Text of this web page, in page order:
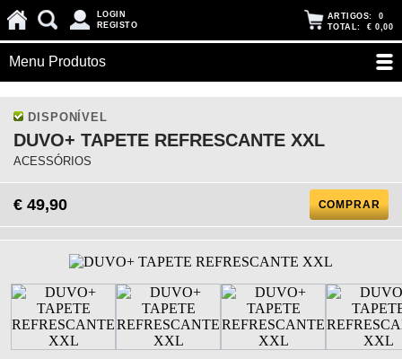
LOGIN
REGISTO
ARTIGOS: 0
TOTAL: € 0,00
Menu Produtos
DISPONÍVEL
DUVO+ TAPETE REFRESCANTE XXL
ACESSÓRIOS
€ 49,90 COMPRAR